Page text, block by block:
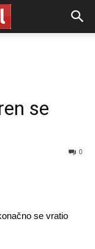
se
0
se vratio